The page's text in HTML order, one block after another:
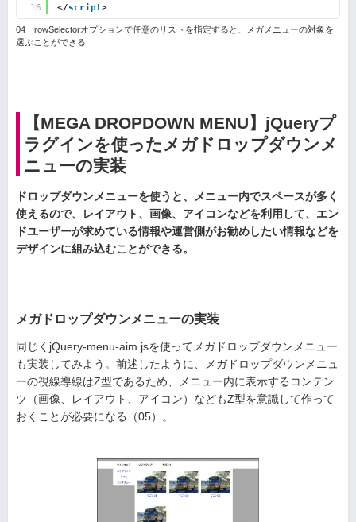
16
</script>
04 rowSelectorオプションで任意のリストを指定すると、メガメニューの対象を
選ぶことができる
【MEGA DROPDOWN MENU】jQueryプ
ラグインを使ったメガドロップダウンメ
ニューの実装
ドロップダウンメニューを使うと、メニュー内でスペースが多く
使えるので、レイアウト、画像、アイコンなどを利用して、エン
ドユーザーが求めている情報や運営側がお勧めしたい情報などを
デザインに組み込むことができる。
メガドロップダウンメニューの実装
同じくjQuery-menu-aim.jsを使ってメガドロップダウンメニュー
も実装してみよう。前述したように、メガドロップダウンメニュ
ーの視線導線はZ型であるため、メニュー内に表示するコンテン
ツ（画像、レイアウト、アイコン）などもZ型を意識して作って
おくことが必要になる（05）。